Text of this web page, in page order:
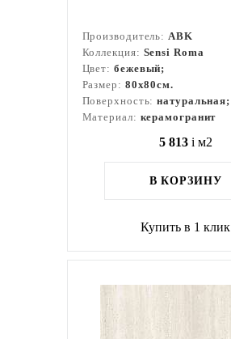
Производитель:ABK
Коллекция: Sensi Roma
Цвет: бежевый;
Размер: 80x80см.
Поверхность:натуральная;
Материал: керамогранит
5 813 i м2
В КОРЗИНУ
Купить в 1 клик